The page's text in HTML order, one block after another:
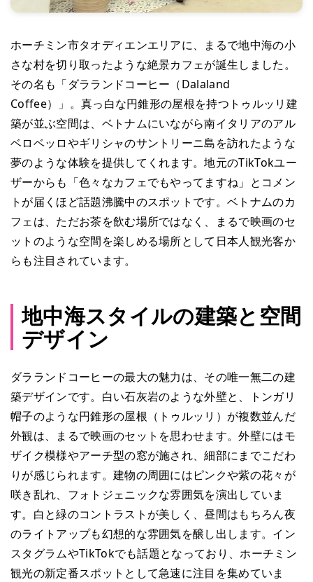
ホーチミン市タオディエンエリアに、まるで地中海の小
さな村を切り取ったような絶景カフェが誕生しました。
その名も「ダラランドコーヒー（Dalaland
Coffee）」。真っ白な円錐形の屋根を持つトゥルッリ建
築が並ぶ空間は、ベトナムにいながら南イタリアのアル
ベロベッロやギリシャのサントリーニ島を訪れたような
夢のような体験を提供してくれます。地元のTikTokユー
ザーからも「色々なカフェでもやってますね」とコメン
トが届くほど話題沸騰中のスポットです。ベトナムのカ
フェは、ただお茶を飲む場所ではなく、まるで映画のセ
ットのような空間を楽しめる場所として日本人観光客か
らも注目されています。
地中海スタイルの建築と空間
デザイン
ダラランドコーヒーの最大の魅力は、その唯一無二の建
築デザインです。白い石灰岩のような外壁と、トンガリ
帽子のような円錐形の屋根（トゥルッリ）が複数並んだ
外観は、まるで映画のセットを思わせます。外壁にはモ
ザイク模様やアーチ型の窓が施され、細部にまでこだわ
りが感じられます。建物の周囲にはピンクや紫の花々が
咲き乱れ、フォトジェニックな雰囲気を演出していま
す。白と緑のコントラストが美しく、昼間はもちろん夜
のライトアップも幻想的な雰囲気を醸し出します。イン
スタグラムやTikTokでも話題となっており、ホーチミン
観光の新定番スポットとして急速に注目を集めていま